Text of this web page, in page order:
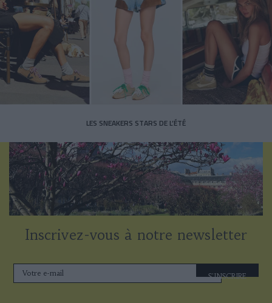
LES SNEAKERS STARS DE L’ÉTÉ
Inscrivez-vous à notre newsletter
S'INSCRIRE